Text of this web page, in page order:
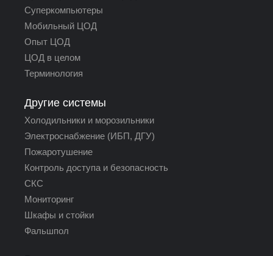
Суперкомпьютеры
Мобильный ЦОД
Опыт ЦОД
ЦОД в целом
Терминология
Другие системы
Холодильники и морозильники
Электроснабжение (ИБП, ДГУ)
Пожаротушение
Контроль доступа и безопасность
СКС
Мониторинг
Шкафы и стойки
Фальшпол